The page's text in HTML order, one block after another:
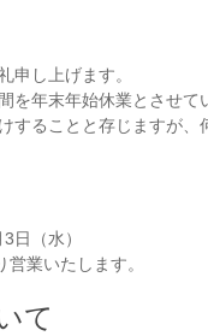
申し上げます。
を年末年始休業とさせて
することと存じますが、
日（水）
業いたします。
て